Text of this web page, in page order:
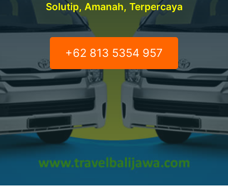
Solutip, Amanah, Terpercaya
+62 813 5354 957